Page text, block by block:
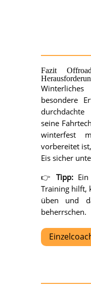
Fazit
besondere
seine
winterfest
vorbereitet
Eis sicher
👉Tipp:
Training hilft,
üben und
beherrschen.